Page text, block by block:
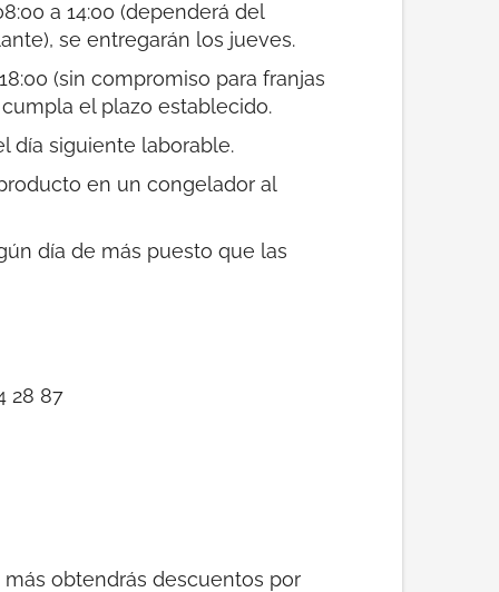
a 14:00 (dependerá del
se entregarán los jueves.
(sin compromiso para franjas
el plazo establecido.
día siguiente laborable.
en un congelador al
día de más puesto que las
28 87
obtendrás descuentos por